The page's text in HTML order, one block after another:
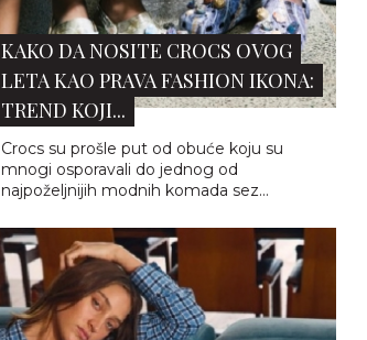
TIKTOK JE OPSEDNUT OVIM
ADIDAS MODELOM: SVI OVOG
LETA NOSE SAMBA J...